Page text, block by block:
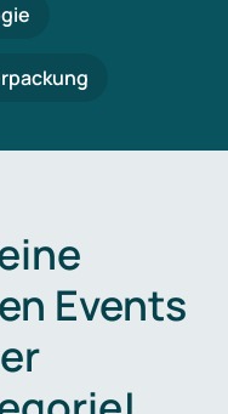
Events